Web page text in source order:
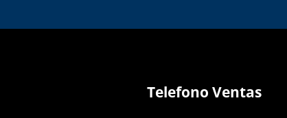
Telefono Ventas